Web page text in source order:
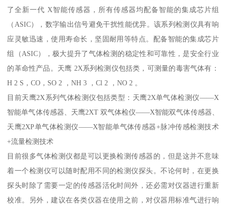
了全新一代 X智能传感器，所有传感器均配备智能的集成芯片组
（ASIC），数字输出信号避免干扰性能优异。该系列检测仪具有响
应灵敏迅速，使用寿命长，坚固耐用等特点。配备智能的集成芯片
组（ASIC），极大提升了气体检测的稳定性和可靠性，是安全行业
的革命性产品。天鹰 2X系列检测仪包括类，可测量的毒害气体有：
H 2 S，CO，SO 2 ，NH 3 ，Cl 2 ，NO 2 。
目前天鹰2X系列气体检测仪包括类型：天鹰2X单气体检测仪——X
智能单气体传感器、天鹰2XT 双气体检仪——X智能双气体传感器、
天鹰2XP单气体检测仪——X智能单气体传感器+脉冲传感检测技术
+流量检测技术
目前很多气体检测仪都是可以更换检测传感器的，但是这并不意味
着一个检测仪可以随时配用不同的检测仪探头。不论何时，在更换
探头时除了需要一定的传感器活化时间外，还必需对仪器进行重新
校准。另外，建议在各类仪器在使用之前，对仪器用标准气进行响